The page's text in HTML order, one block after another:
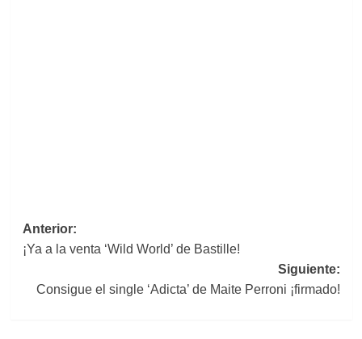
Navegación
de
entradas
Anterior:
¡Ya a la venta ‘Wild World’ de Bastille!
Siguiente:
Consigue el single ‘Adicta’ de Maite Perroni ¡firmado!